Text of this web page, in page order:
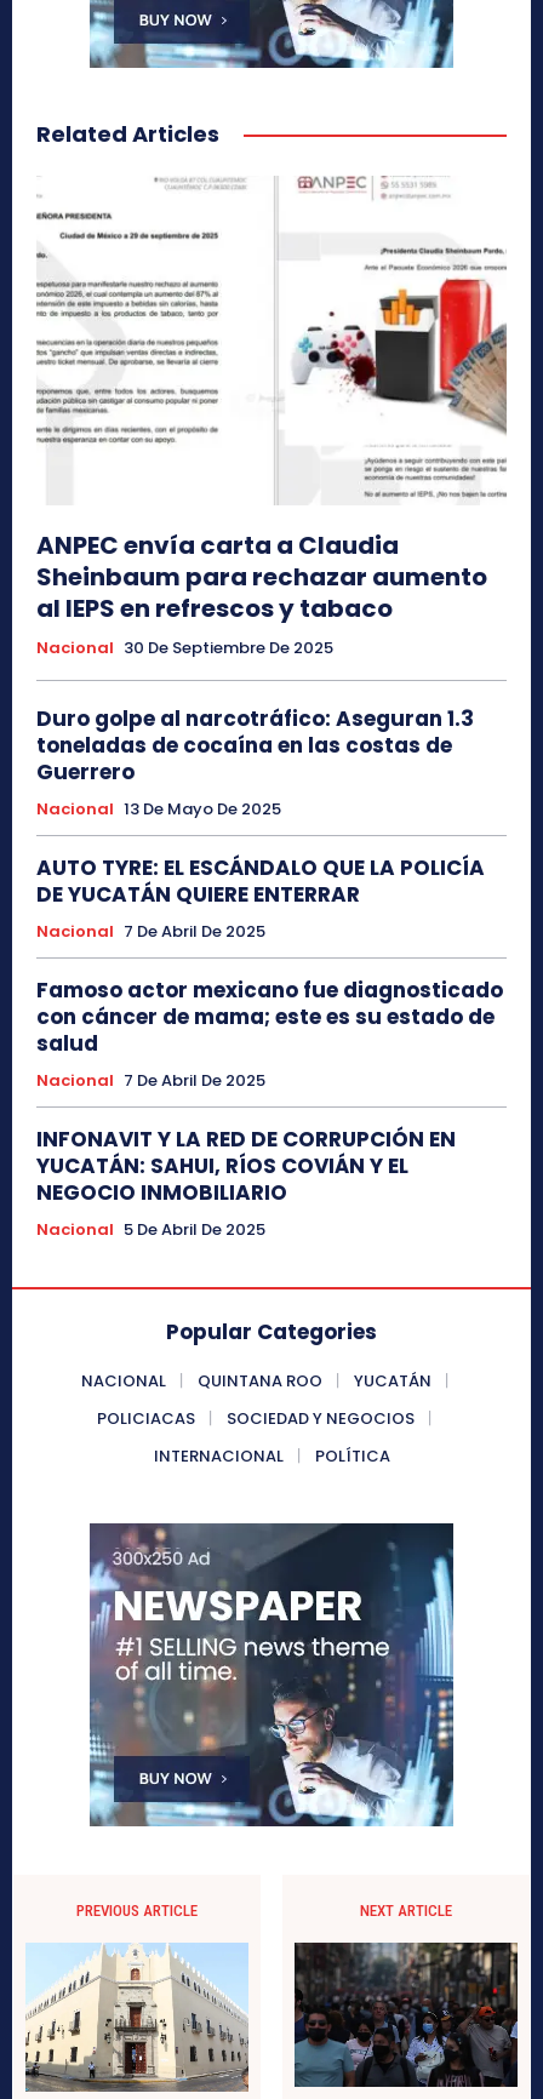
Related Articles
ANPEC envía carta a Claudia
Sheinbaum para rechazar aumento
al IEPS en refrescos y tabaco
Nacional 30 De Septiembre De 2025
Duro golpe al narcotráfico: Aseguran 1.3
toneladas de cocaína en las costas de
Guerrero
Nacional 13 De Mayo De 2025
AUTO TYRE: EL ESCÁNDALO QUE LA POLICÍA
DE YUCATÁN QUIERE ENTERRAR
Nacional 7 De Abril De 2025
Famoso actor mexicano fue diagnosticado
con cáncer de mama; este es su estado de
salud
Nacional 7 De Abril De 2025
INFONAVIT Y LA RED DE CORRUPCIÓN EN
YUCATÁN: SAHUI, RÍOS COVIÁN Y EL
NEGOCIO INMOBILIARIO
Nacional 5 De Abril De 2025
Popular Categories
NACIONAL QUINTANA ROO
YUCATÁN
POLICIACAS
SOCIEDAD Y NEGOCIOS
INTERNACIONAL
POLÍTICA
PREVIOUS ARTICLE NEXT ARTICLE